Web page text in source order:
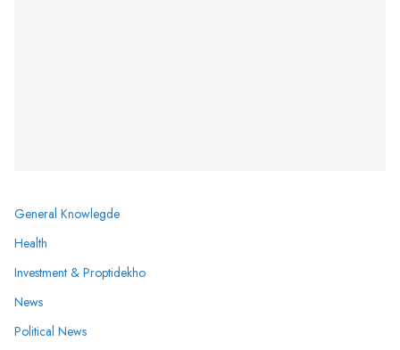
General Knowlegde
Health
Investment & Proptidekho
News
Political News